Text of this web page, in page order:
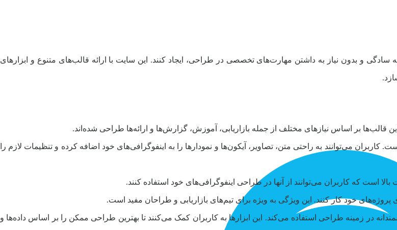
سادگی و بدون نیاز به داشتن مهارت‌های تخصصی در طراحی، ایجاد کنند. این سایت با ارائه قالب‌های متنوع و ابزارهای
قالب‌ها بر اساس نیازهای مختلف از جمله بازاریابی، آموزش، گزارش‌ها و ارائه‌ها طراحی شده‌اند.
می‌توانند به راحتی متن، تصاویر، آیکون‌ها و نمودارها را به اینفوگرافی‌های خود اضافه کرده و تنظیمات لازم را
بالا است که کاربران می‌توانند از آنها در طراحی اینفوگرافی‌های خود استفاده کنند.
خود کار کنند. این ویژگی به ویژه برای تیم‌های بازاریابی و طراحان مفید است.
در زمینه طراحی استفاده می‌کند. این ابزارها به کاربران کمک می‌کنند تا بهترین طراحی ممکن را بر اساس داده‌ها و